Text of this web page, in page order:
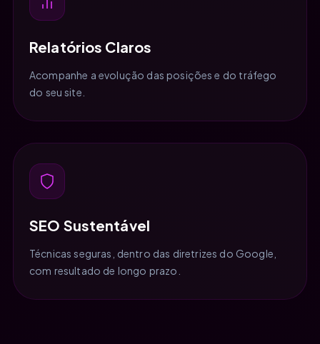
Relatórios Claros
Acompanhe a evolução das posições e do tráfego
do seu site.
SEO Sustentável
Técnicas seguras, dentro das diretrizes do Google,
com resultado de longo prazo.